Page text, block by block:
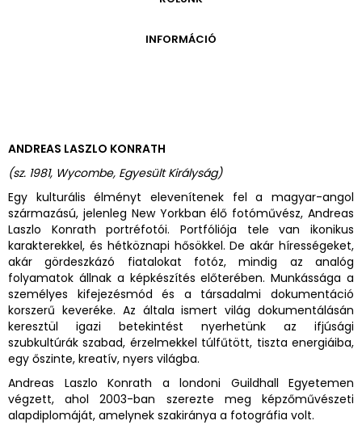
PÉCSI JÓZSEF - A NÉVADÓ
ARCHÍVUM 2014-2018
INFORMÁCIÓ
ANDREAS LASZLO KONRATH
(sz. 1981, Wycombe, Egyesült Királyság)
Egy kulturális élményt elevenítenek fel a magyar-angol
származású, jelenleg New Yorkban élő fotóművész, Andreas
Laszlo Konrath portréfotói. Portfóliója tele van ikonikus
karakterekkel, és hétköznapi hősökkel. De akár hírességeket,
akár gördeszkázó fiatalokat fotóz, mindig az analóg
folyamatok állnak a képkészítés előterében. Munkássága a
személyes kifejezésmód és a társadalmi dokumentáció
korszerű keveréke. Az általa ismert világ dokumentálásán
keresztül igazi betekintést nyerhetünk az ifjúsági
szubkultúrák szabad, érzelmekkel túlfűtött, tiszta energiáiba,
egy őszinte, kreatív, nyers világba.
Andreas Laszlo Konrath a londoni Guildhall Egyetemen
végzett, ahol 2003-ban szerezte meg képzőművészeti
alapdiplomáját, amelynek szakiránya a fotográfia volt.